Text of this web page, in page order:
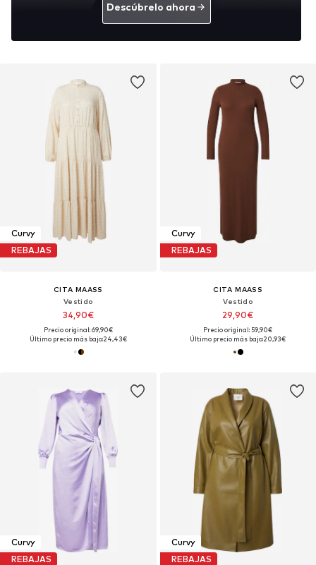
Curvy
REBAJAS
CITA MAASS
Vestido
34,90€
Precio original: 69,90€
Último precio más bajo:24,43€
Descúbrelo ahora
Curvy
REBAJAS
CITA MAASS
Vestido
29,90€
Precio original: 59,90€
Último precio más bajo:20,93€
Curvy
REBAJAS
Curvy
REBAJAS